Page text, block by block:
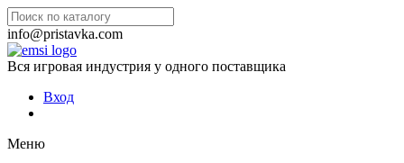
info@pristavka.com
Вся игровая индустрия у одного поставщика
Вход
Меню